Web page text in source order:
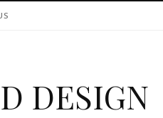
DESIGN